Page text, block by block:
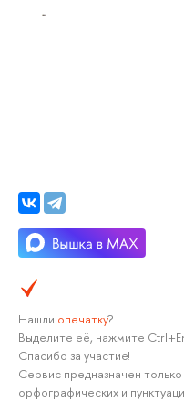
Нашли опечатку?
Выделите её, нажмите
Спасибо за участие!
Сервис предназначен
орфографических и